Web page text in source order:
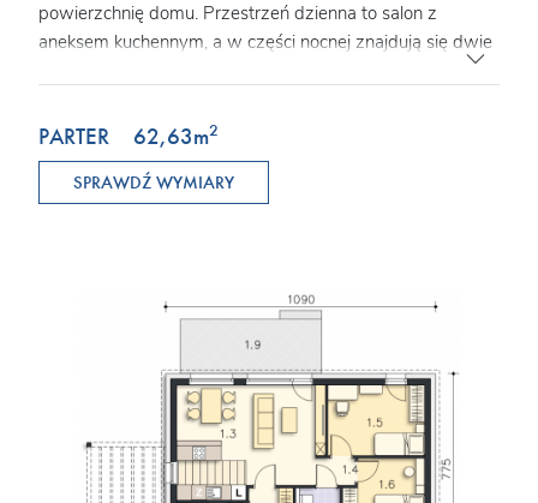
powierzchnię domu. Przestrzeń dzienna to salon z
aneksem kuchennym, a w części nocnej znajdują się dwie
w wiatrołapie zmieści się spora szafa ubraniowa.
PARTER 62,63m2
SPRAWDŹ WYMIARY